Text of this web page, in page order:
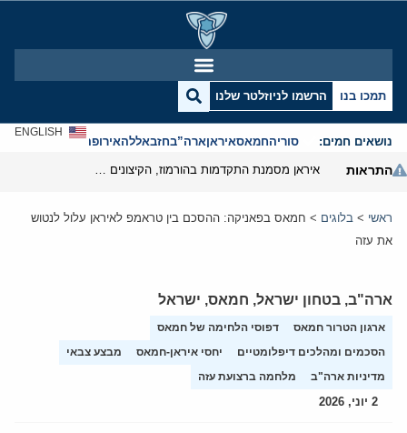
תמכו בנו הרשמו לניוזלטר שלנו
נושאים חמים: סוריהחמאסאיראןארה”בחזבאללהאירופהאנטישמיות
ENGLISH
התראות
ראשי > בלוגים > חמאס בפאניקה: ההסכם בין טראמפ לאיראן עלול לנטוש
את עזה
ארה"ב, בטחון ישראל, חמאס, ישראל
ארגון הטרור חמאס
דפוסי הלחימה של חמאס
הסכמים ומהלכים דיפלומטיים
יחסי איראן-חמאס
מבצע צבאי
מדיניות ארה"ב
מלחמה ברצועת עזה
2 יוני, 2026